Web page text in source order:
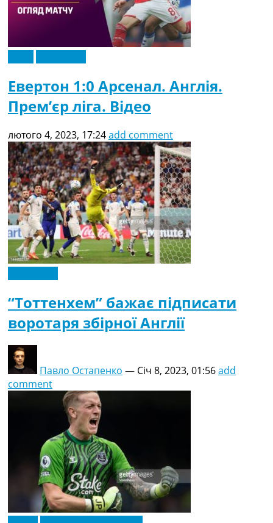
Евертон 1:0 Арсенал. Англія.
Прем’єр ліга. Відео
лютого 4, 2023, 17:24add comment
“Тоттенхем” бажає підписати
воротаря збірної Англії
Павло Остапенко — Січ 8, 2023, 01:56add
comment